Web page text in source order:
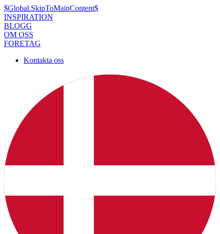
$Global.SkipToMainContent$
INSPIRATION
BLOGG
OM OSS
FORETAG
Kontakta oss